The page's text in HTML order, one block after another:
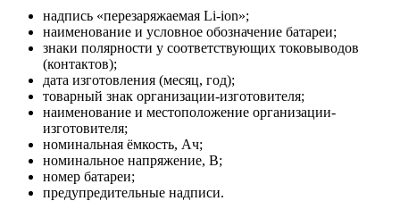
надпись «перезаряжаемая Li-ion»;
наименование и условное обозначение батареи;
знаки полярности у соответствующих токовыводов
(контактов);
дата изготовления (месяц, год);
товарный знак организации-изготовителя;
наименование и местоположение организации-
изготовителя;
номинальная ёмкость, Ач;
номинальное напряжение, В;
номер батареи;
предупредительные надписи.